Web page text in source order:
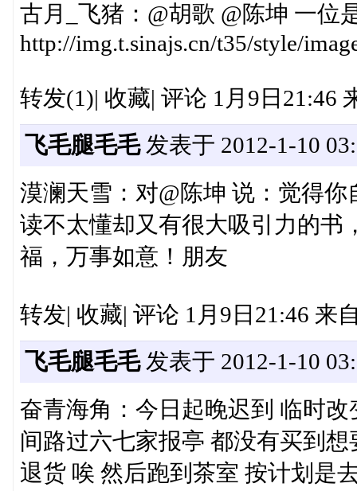
古月_飞猪：@胡歌 @陈坤 一位
http://img.t.sinajs.cn/t35/style/
转发(1)| 收藏| 评论 1月9日21:46
飞毛腿毛毛发表于 2012-1-10
漠澜天雪：对@陈坤 说：觉得
读不太懂却又有很大吸引力的书
福，万事如意！朋友
转发| 收藏| 评论 1月9日21:46 来
飞毛腿毛毛发表于 2012-1-10
奋青海角：今日起晚迟到 临时
间路过六七家报亭 都没有买到
退货 唉 然后跑到茶室 按计划是